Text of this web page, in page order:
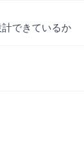
できているか